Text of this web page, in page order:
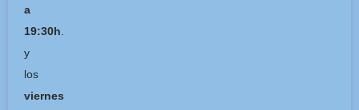
a
19:30h.
y
los
viernes